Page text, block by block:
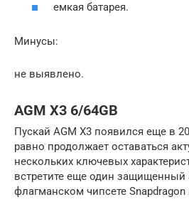
емкая батарея.
Минусы:
не выявлено.
AGM X3 6/64GB
Пускай AGM X3 появился еще в
равно продолжает оставаться
нескольких ключевых
встретите еще один защищенный
флагманском чипсете Snapdragon